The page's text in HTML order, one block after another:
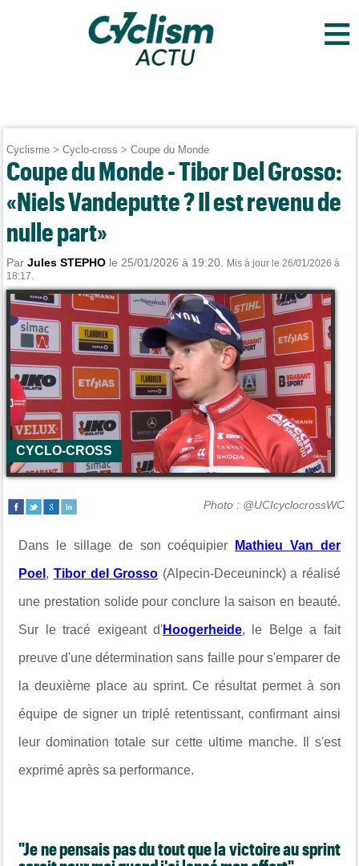
≡
Cyclisme >Cyclo-cross >Coupe du Monde
Coupe du Monde - Tibor Del Grosso:
«Niels Vandeputte ? Il est revenu de
nulle part»
ParJules STEPHO le 25/01/2026 à 19:20.
Mis à jour le 26/01/2026 à
18:17.
CYCLO-CROSS
Photo : @UCIcyclocrossWC
Dans le sillage de son coéquipier Mathieu Van der
Poel , Tibor del Grosso (Alpecin-Deceuninck) a réalisé
une prestation solide pour conclure la saison en beauté.
Sur le tracé exigeant d'Hoogerheide, le Belge a fait
preuve d'une détermination sans faille pour s'emparer de
la deuxième place au sprint. Ce résultat permet à son
équipe de signer un triplé retentissant, confirmant ainsi
leur domination totale sur cette ultime manche. Il s'est
exprimé après sa performance.
"Je ne pensais pas du tout que la victoire au sprint